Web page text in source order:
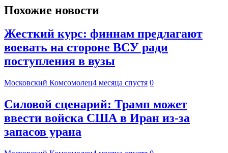
Похожие новости
Жесткий курс: финнам предлагают
воевать на стороне ВСУ ради
поступления в вузы
Московский Комсомолец4 месяца спустя 0
Силовой сценарий: Трамп может
ввести войска США в Иран из-за
запасов урана